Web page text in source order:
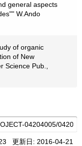
general aspects
W.Ando
of organic
of New
Science Pub.,
更新日: 2016-04-21